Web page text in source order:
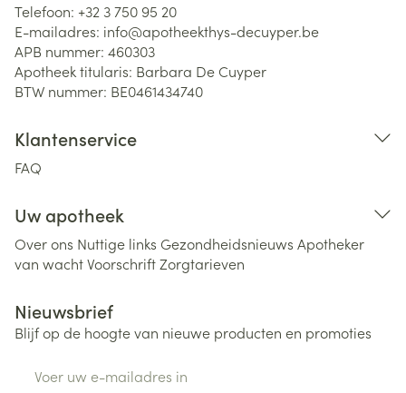
Telefoon: +32 3 750 95 20
E-mailadres: info@apotheekthys-decuyper.be
APB nummer: 460303
Apotheek titularis: Barbara De Cuyper
BTW nummer: BE0461434740
Klantenservice
FAQ
Uw apotheek
Over ons Nuttige links Gezondheidsnieuws Apotheker
van wachtVoorschriftZorgtarieven
Nieuwsbrief
Blijf op de hoogte van nieuwe producten en promoties